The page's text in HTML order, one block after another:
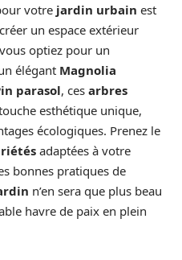
votre jardin urbain est
un espace extérieur
optiez pour un
élégant Magnolia
parasol, ces arbres
esthétique unique,
écologiques. Prenez le
adaptées à votre
bonnes pratiques de
n’en sera que plus beau
havre de paix en plein